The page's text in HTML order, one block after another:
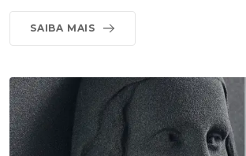
SAIBA MAIS